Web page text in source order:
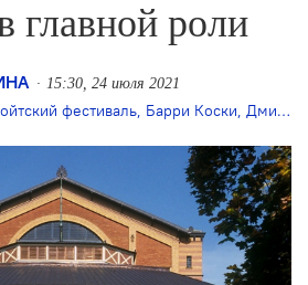
главной роли
15:30, 24 июля 2021
фестиваль, Барри Коски, Дмитрий Черняков